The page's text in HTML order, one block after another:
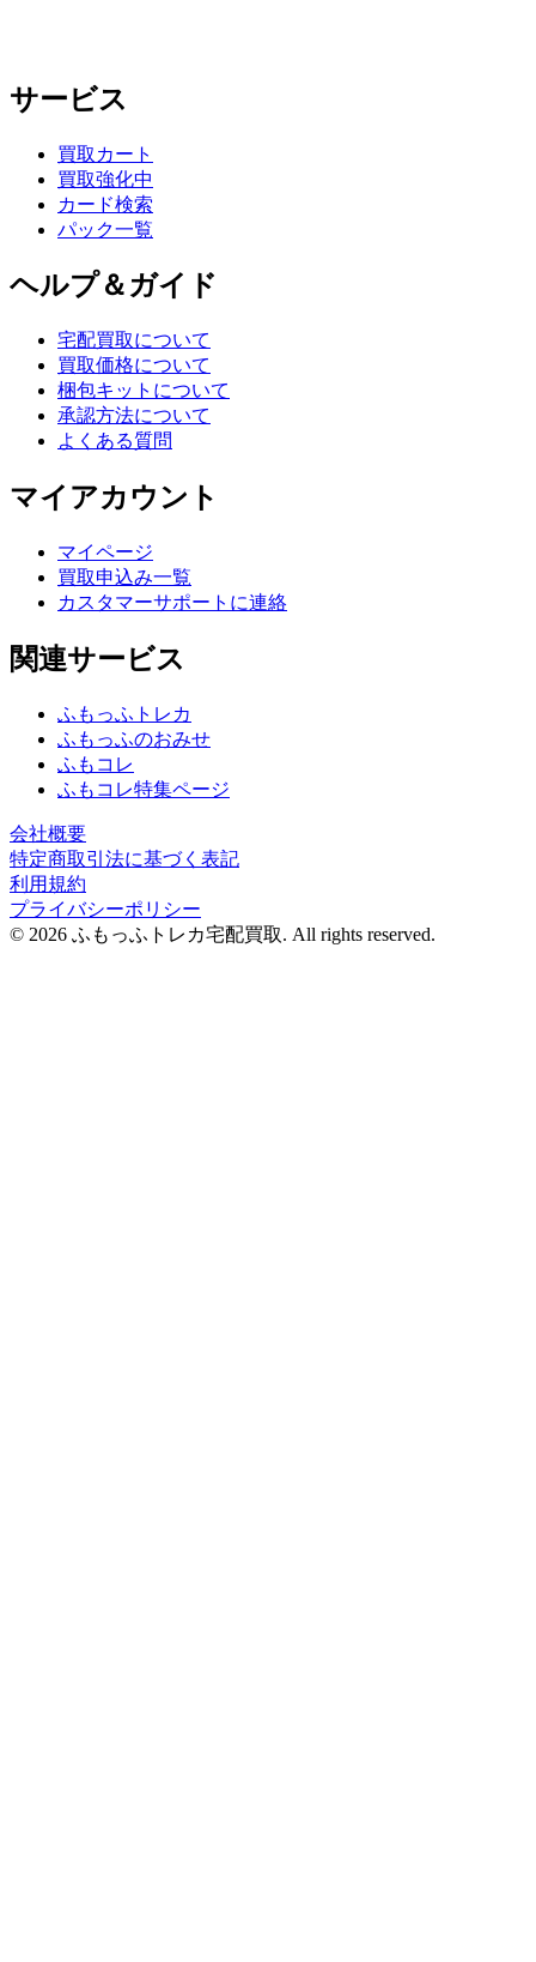
サービス
買取カート
買取強化中
カード検索
パック一覧
ヘルプ＆ガイド
宅配買取について
買取価格について
梱包キットについて
承認方法について
よくある質問
マイアカウント
マイページ
買取申込み一覧
カスタマーサポートに連絡
関連サービス
ふもっふトレカ
ふもっふのおみせ
ふもコレ
ふもコレ特集ページ
会社概要
特定商取引法に基づく表記
利用規約
プライバシーポリシー
© 2026 ふもっふトレカ宅配買取. All rights reserved.